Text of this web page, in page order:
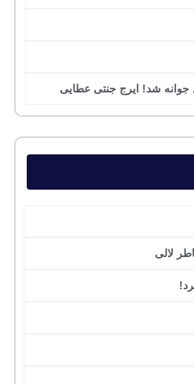
شد! ایرج جنتی عطایی
لالی